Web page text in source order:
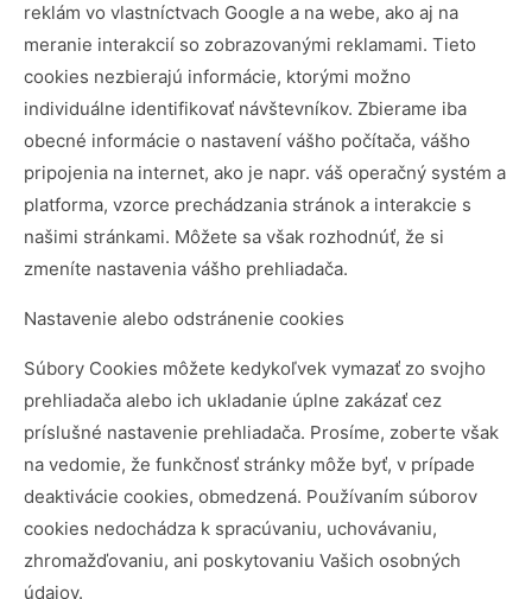
reklám vo vlastníctvach Google a na webe, ako aj na
meranie interakcií so zobrazovanými reklamami. Tieto
cookies nezbierajú informácie, ktorými možno
individuálne identifikovať návštevníkov. Zbierame iba
obecné informácie o nastavení vášho počítača, vášho
pripojenia na internet, ako je napr. váš operačný systém a
platforma, vzorce prechádzania stránok a interakcie s
našimi stránkami. Môžete sa však rozhodnúť, že si
zmeníte nastavenia vášho prehliadača.
Nastavenie alebo odstránenie cookies
Súbory Cookies môžete kedykoľvek vymazať zo svojho
prehliadača alebo ich ukladanie úplne zakázať cez
príslušné nastavenie prehliadača. Prosíme, zoberte však
na vedomie, že funkčnosť stránky môže byť, v prípade
deaktivácie cookies, obmedzená. Používaním súborov
cookies nedochádza k spracúvaniu, uchovávaniu,
zhromažďovaniu, ani poskytovaniu Vašich osobných
údajov.